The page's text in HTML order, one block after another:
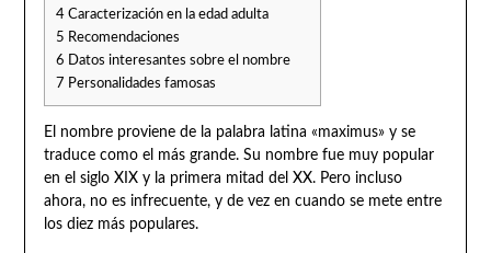
4Caracterización en la edad adulta
5 Recomendaciones
6 Datos interesantes sobre el nombre
7 Personalidades famosas
El nombre proviene de la palabra latina «maximus» y se
traduce como el más grande. Su nombre fue muy popular
en el siglo XIX y la primera mitad del XX. Pero incluso
ahora, no es infrecuente, y de vez en cuando se mete entre
los diez más populares.